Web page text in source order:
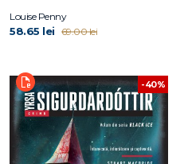
Louise Penny
58.65 lei 69.00 lei
-40%